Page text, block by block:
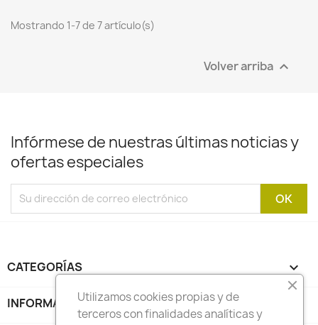
Mostrando 1-7 de 7 artículo(s)
Volver arriba 
Infórmese de nuestras últimas noticias y
ofertas especiales
CATEGORÍAS 
INFORMACIÓNUtilizamos cookies propias y de
terceros con finalidades analíticas y